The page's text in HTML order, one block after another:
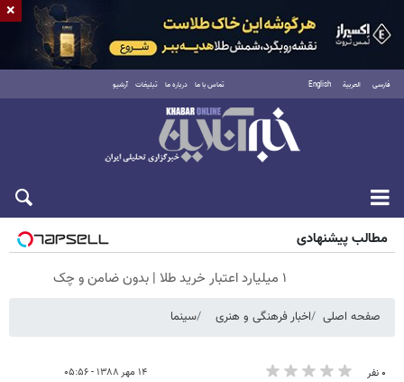
فارسی العربية English تماس با ما درباره ما تبلیغات آرشیو
شنبه ۱۷ مرداد ۱۴۰۵
مطالب پیشنهادی
۱ میلیارد اعتبار خرید طلا | بدون ضامن و چک
صفحه اصلی اخبار فرهنگی و هنری سینما
۰ نفر ۱۴ مهر ۱۳۸۸ - ۰۵:۵۶
×